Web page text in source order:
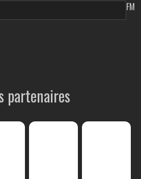
FM
partenaires